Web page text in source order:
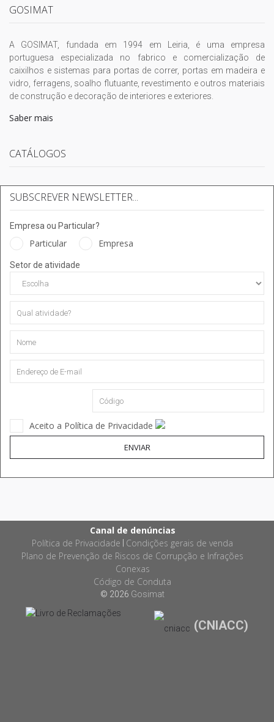
GOSIMAT
A GOSIMAT, fundada em 1994 em Leiria, é uma empresa
portuguesa especializada no fabrico e comercialização de
caixilhos e sistemas para portas de correr, portas em madeira e
vidro, ferragens, soalho flutuante, revestimento e outros materiais
de construção e decoração de interiores e exteriores.
Saber mais
CATÁLOGOS
SUBSCREVER NEWSLETTER...
Empresa ou Particular?
Particular Empresa
Setor de atividade
Aceito a Política de Privacidade
ENVIAR
Canal de denúncias
Política de Privacidade Condições gerais de venda
Plano de Prevenção de Riscos de Corrupção e Infrações
Conexas
Código de Conduta
© 2026 Gosimat
(CNIACC)